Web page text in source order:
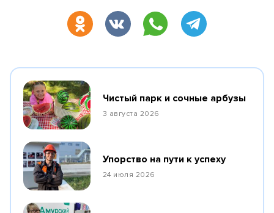
Чистый парк и сочные арбузы
3 августа 2026
Упорство на пути к успеху
24 июля 2026